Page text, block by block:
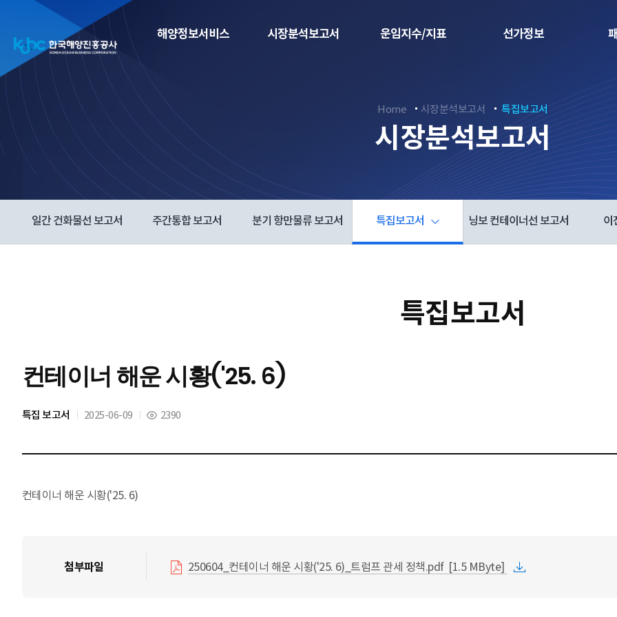
해양정보서비스 시장분석보고서 운임지수/지표 선가정보
Home 시장분석보고서 특집보고서
시장분석보고서
일간 건화물선 보고서 주간통합 보고서 분기 항만물류 보고서 특집보고서 닝보 컨테이너선 보고서 이
특집보고서
컨테이너 해운 시황('25. 6)
특집 보고서 2025-06-09 2390
컨테이너 해운 시황('25. 6)
250604_컨테이너 해운 시황('25. 6)_트럼프 관세 정책.pdf [1.5 MByte]